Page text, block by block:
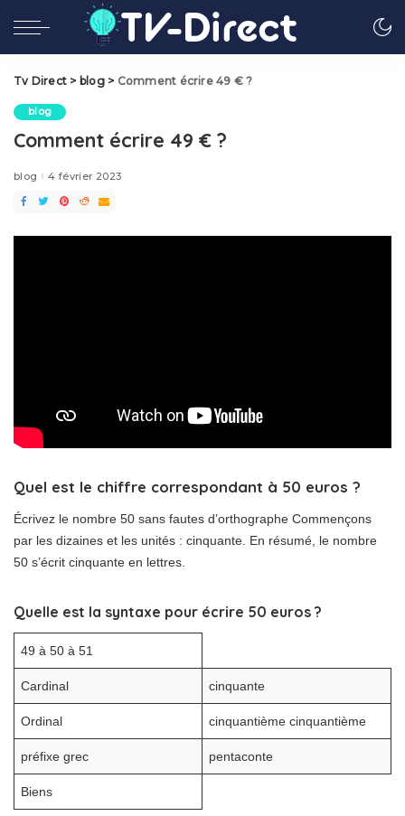
Tv Direct > blog> Comment écrire 49 € ?
blog
Comment écrire 49 € ?
blog 4 février 2023
Quel est le chiffre correspondant à 50 euros ?
Écrivez le nombre 50 sans fautes d’orthographe Commençons
par les dizaines et les unités : cinquante. En résumé, le nombre
50 s’écrit cinquante en lettres.
Quelle est la syntaxe pour écrire 50 euros ?
49 à 50 à 51
Cardinal cinquante
Ordinal cinquantième cinquantième
préfixe grec pentaconte
Biens